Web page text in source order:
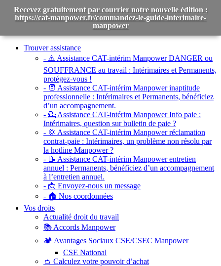
Toggle
navigationTrouver assistance
- ⚠️ Assistance CAT-intérim Manpower DANGER ou
SOUFFRANCE au travail : Intérimaires et Permanents,
protégez-vous !
- 🧑 Assistance CAT-intérim Manpower inaptitude
professionnelle : Intérimaires et Permanents, bénéficiez
d’un accompagnement.
- 💁 Assistance CAT-intérim Manpower Info paie :
Intérimaires, question sur bulletin de paie ?
- 💢 Assistance CAT-intérim Manpower réclamation
contrat-paie : Intérimaires, un problème non résolu par
la hotline Manpower ?
- 📝 Assistance CAT-intérim Manpower entretien
annuel : Permanents, bénéficiez d’un accompagnement
à l’entretien annuel.
- 📩 Envoyez-nous un message
- 🏠 Nos coordonnées
Vos droits
Actualité droit du travail
📚 Accords Manpower
🏕️ Avantages Sociaux CSE/CSEC Manpower
CSE National
👛 Calculez votre pouvoir d’achat
Recevez gratuitement par courrier notre nouvelle édition :
https://cat-manpower.fr/commandez-le-guide-interimaire-
manpower